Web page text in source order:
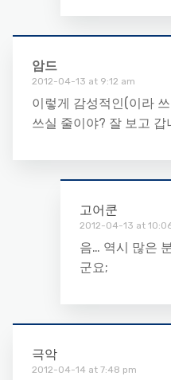
암드
2012-04-13 at 9:12 am
이렇게 감성적인(이라
쓰실 줄이야? 잘 보고 갑
고어쿤
2012-04-13 at
음… 역시 많은
군요;
극악
2012-04-14 at 7:48 pm